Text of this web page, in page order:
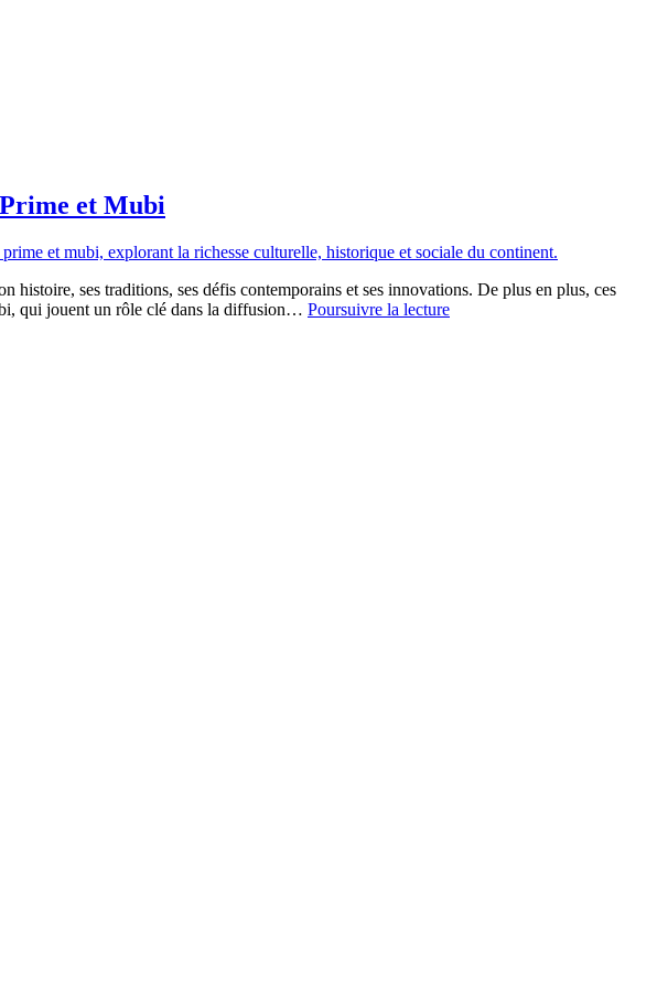
et Mubi
ses traditions, ses défis contemporains et ses innovations. De plus en plus, ces
qui jouent un rôle clé dans la diffusion… Poursuivre la lectureLes